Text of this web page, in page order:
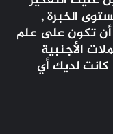
الخبرة ,
أن تكون على علم
الأجنبية
لديك أي